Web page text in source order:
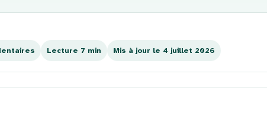
Lecture 7 min Mis à jour le 4 juillet 2026